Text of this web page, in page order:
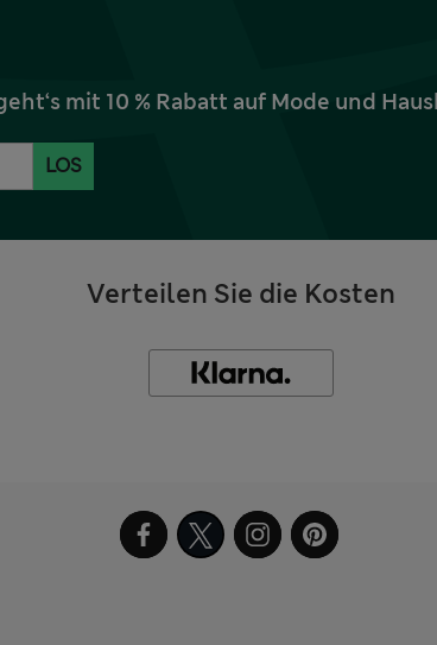
mit 10 % Rabatt auf Mode und
LOS
Verteilen Sie die Kosten